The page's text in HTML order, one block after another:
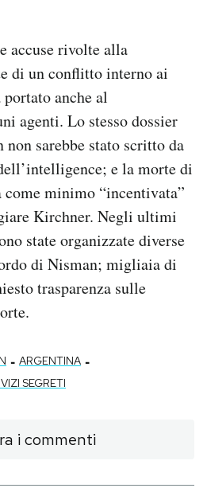
accuse rivolte alla
di un conflitto interno ai
anche al
agenti. Lo stesso dossier
non sarebbe stato scritto da
e la morte di
come minimo “incentivata”
Kirchner. Negli ultimi
state organizzate diverse
di Nisman; migliaia di
trasparenza sulle
- ARGENTINA -
SEGRETI
i commenti